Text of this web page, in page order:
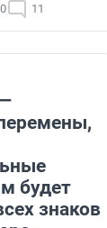
11
будет
знаков